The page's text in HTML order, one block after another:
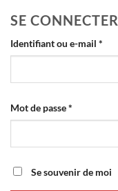
SE CONNECTER
Identifiant ou e-mail *
Mot de passe*
Se souvenir de moi